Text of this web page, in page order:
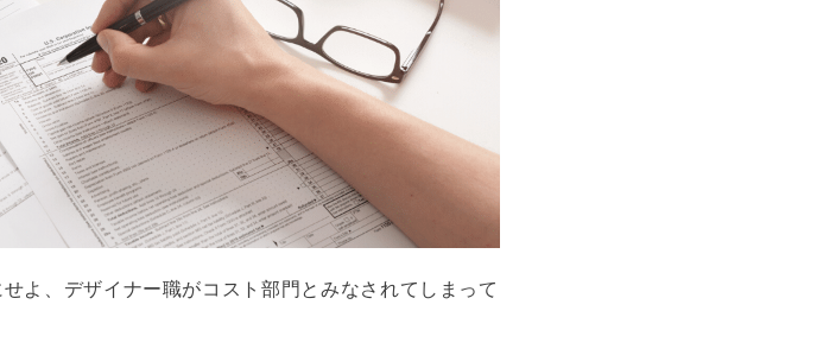
よ、デザイナー職がコスト部門とみなされてしまって